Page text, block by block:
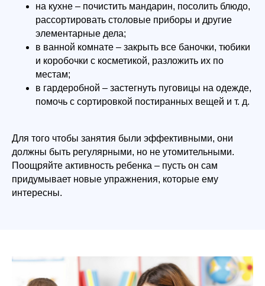
на кухне – почистить мандарин, посолить блюдо,
рассортировать столовые приборы и другие
элементарные дела;
в ванной комнате – закрыть все баночки, тюбики
и коробочки с косметикой, разложить их по
местам;
в гардеробной – застегнуть пуговицы на одежде,
помочь с сортировкой постиранных вещей и т. д.
Для того чтобы занятия были эффективными, они
должны быть регулярными, но не утомительными.
Поощряйте активность ребенка – пусть он сам
придумывает новые упражнения, которые ему
интересны.